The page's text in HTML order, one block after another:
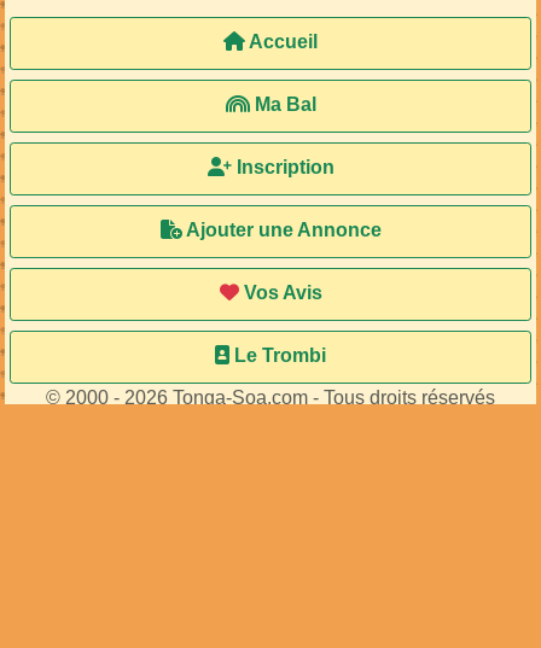
Accueil
Ma Bal
Inscription
Ajouter une Annonce
Vos Avis
Le Trombi
© 2000 - 2026 Tonga-Soa.com - Tous droits réservés